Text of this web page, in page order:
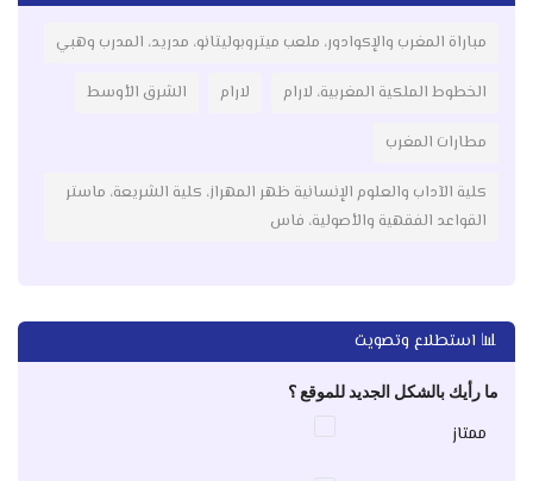
مباراة المغرب والإكوادور، ملعب ميتروبوليتانو، مدريد، المدرب وهبي
الخطوط الملكية المغربية، لارام لارام الشرق الأوسط
مطارات المغرب
كلية الآداب والعلوم الإنسانية ظهر المهراز، كلية الشريعة، ماستر
القواعد الفقهية والأصولية، فاس
📊 استطلاع وتصويت
ما رأيك بالشكل الجديد للموقع ؟
ممتاز